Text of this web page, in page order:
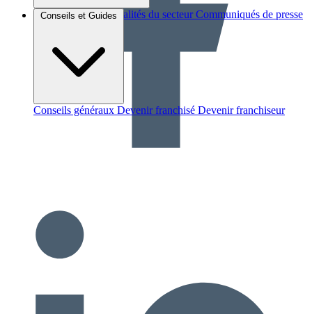
Brèves et actus Actualités du secteur Communiqués de presse
Conseils et Guides
Conseils généraux Devenir franchisé Devenir franchiseur